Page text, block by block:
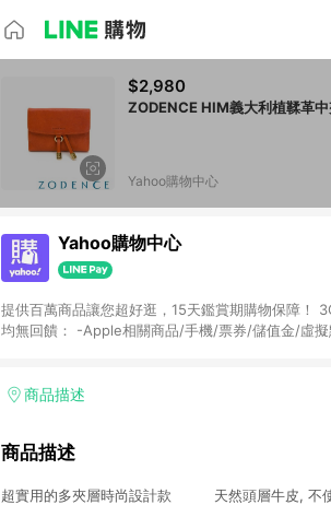
$2,980
ZODENCE HIM義大利植鞣革
Yahoo購物中心
Yahoo購物中心
提供百萬商品讓您超好逛，15天鑑賞期購物保障！ 3C及特殊商
均無回饋： -Apple相關商品/手機/票券/儲值金/虛
Yahoo超贈點回饋者 - 購物中心商店之商品：商品
商品描述
商品描述
超實用的多夾層時尚設計款 天然頭層牛皮, 不